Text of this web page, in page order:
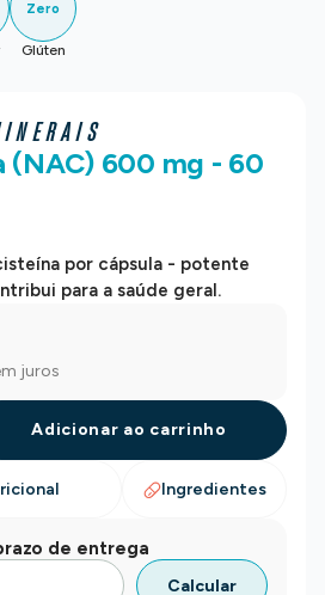
Zero
Glúten
(NAC) 600 mg - 60
por cápsula - potente
para a saúde geral.
juros
Adicionar ao carrinho
Ingredientes
de entrega
Calcular